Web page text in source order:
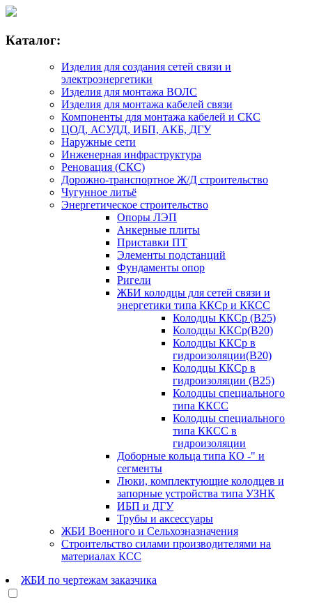
Каталог:
Изделия для создания сетей связи и
электроэнергетики
Изделия для монтажа ВОЛС
Изделия для монтажа кабелей связи
Компоненты для монтажа кабелей и СКС
ЦОД, АСУДД, ИБП, АКБ, ДГУ
Наружные сети
Инженерная инфраструктура
Реновация (СКС)
Дорожно-транспортное Ж/Д строительство
Чугунное литьё
Энергетическое строительство
Опоры ЛЭП
Анкерные плиты
Приставки ПТ
Элементы подстанций
Фундаменты опор
Ригели
ЖБИ колодцы для сетей связи и
энергетики типа ККСр и ККСС
Колодцы ККСр (В25)
Колодцы ККСр(B20)
Колодцы ККСр в
гидроизоляции(B20)
Колодцы ККСр в
гидроизоляции (B25)
Колодцы специального
типа ККСC
Колодцы специального
типа ККСC в
гидроизоляции
Доборные кольца типа КО -" и
сегменты
Люки, комплектующие колодцев и
запорные устройства типа УЗНК
ИБП и ДГУ
Трубы и аксессуары
ЖБИ Военного и Сельхозназначения
Строительство силами производителями на
материалах КСС
ЖБИ по чертежам заказчика